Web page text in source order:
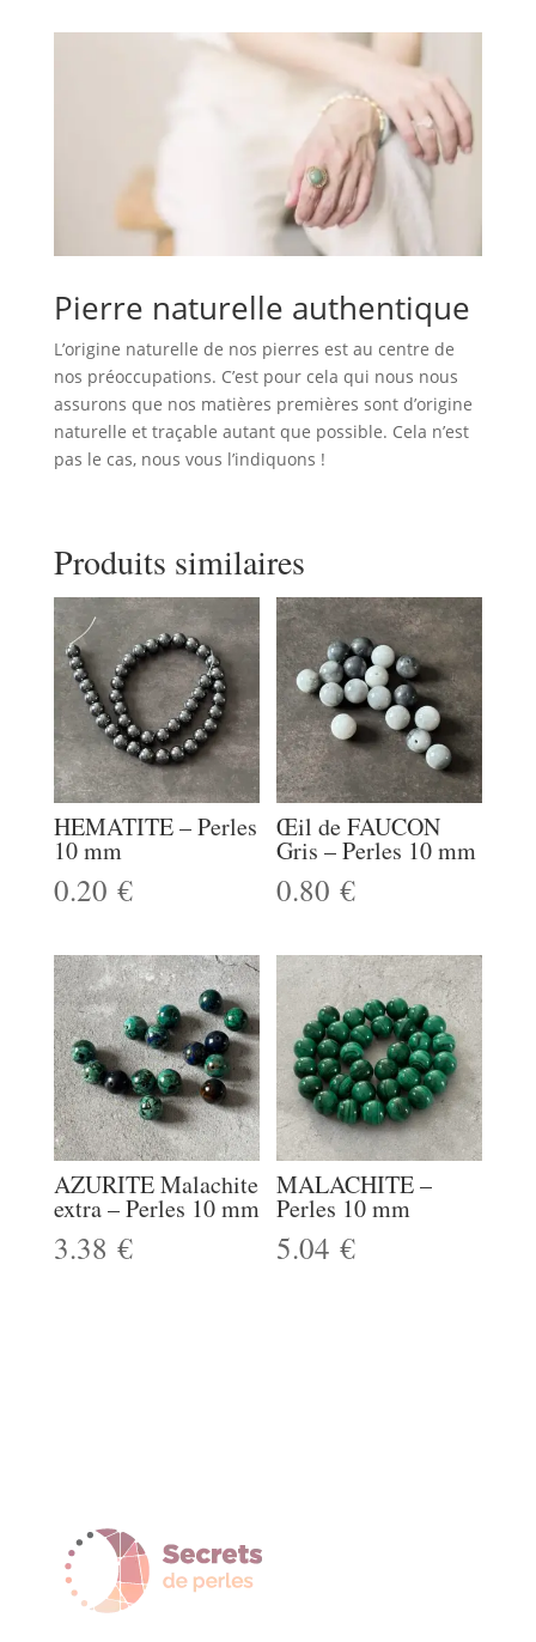
Pierre naturelle authentique
L’origine naturelle de nos pierres est au centre de
nos préoccupations. C’est pour cela qui nous nous
assurons que nos matières premières sont d’origine
naturelle et traçable autant que possible. Cela n’est
pas le cas, nous vous l’indiquons !
Produits similaires
HEMATITE – Perles
10 mm
0.20 €
Œil de FAUCON
Gris – Perles 10 mm
0.80€
AZURITE Malachite
extra – Perles 10 mm
3.38 €
MALACHITE –
Perles 10 mm
5.04€